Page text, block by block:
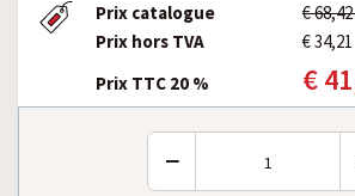
Prix catalogue
€ 68,42
Prix hors TVA
€ 34,21
Prix TTC 20 %
€
−